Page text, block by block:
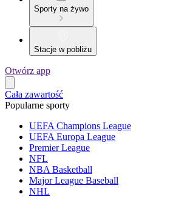
Sporty na żywo
Stacje w pobliżu
Otwórz app
Cała zawartość
Popularne sporty
UEFA Champions League
UEFA Europa League
Premier League
NFL
NBA Basketball
Major League Baseball
NHL